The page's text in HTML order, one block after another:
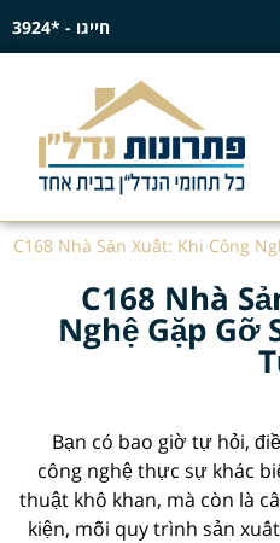
חייגו - *3924
C168 Nhà Sản Xuất: Khi Công
C168 Nhà
Nghệ Gặp Gỡ
Bạn có bao giờ tự hỏi,
công nghệ thực sự khác
thuật khô khan, mà còn là
kiện, mỗi quy trình sản